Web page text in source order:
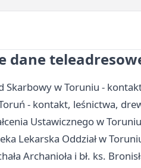
dane
Skarbowy w Toruniu -
- kontakt, leśnictwa,
Ustawicznego w
Lekarska Oddział w
Archanioła i bł. ks.